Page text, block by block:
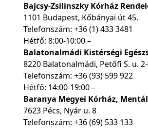
Bajcsy-Zsilinszky Kórház
1101 Budapest, Kőbányai út 45.
Telefonszám: +36 (1) 433 3481
Hétfő: 8:00-10:00 –
Balatonalmádi Kistérségi
8220 Balatonalmádi, Petőfi S. u.
Telefonszám: +36 (93) 599 922
Hétfő: 14:00-19:00 –
Baranya Megyei Kórház,
7623 Pécs, Nyár u. 8
Telefonszám: +36 (69) 533 133